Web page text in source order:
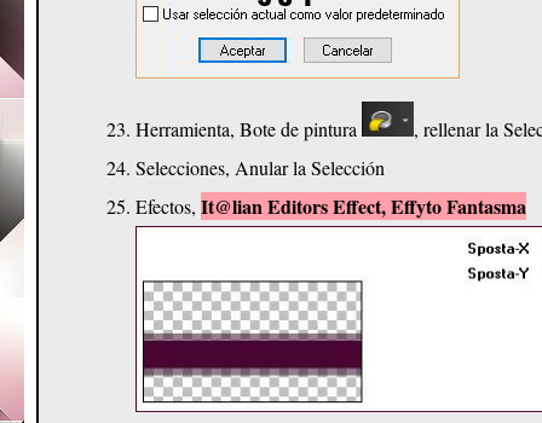
Herramienta, Bote de pintura
, rellenar la
Selecciones, Anular la Selección
Efectos, It@lian Editors Effect, Effyto Fantasma